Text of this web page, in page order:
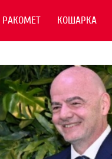
РАКОМЕТ КОШАРКА